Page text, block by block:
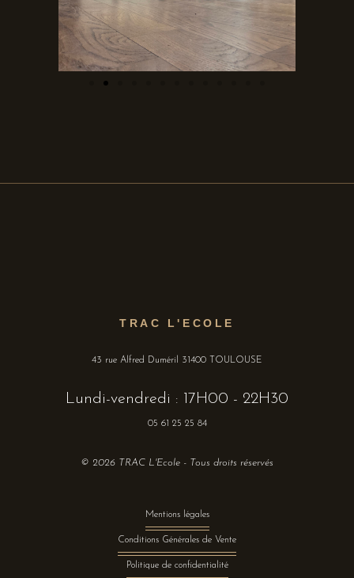
TRAC L'ECOLE
43 rue Alfred Duméril 31400 TOULOUSE
Lundi-vendredi : 17H00 - 22H30
05 61 25 25 84
© 2026 TRAC L'Ecole - Tous droits réservés
Mentions légales
Conditions Générales de Vente
Politique de confidentialité